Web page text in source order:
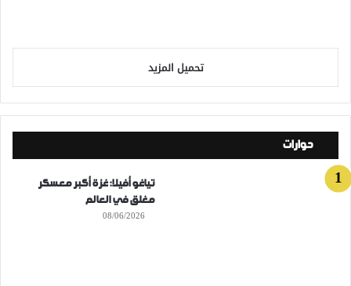
تحميل المزيد
حوارات
تياغو أفيلا: غزة أكبر معسكر
مغلق في العالم
08/06/2026